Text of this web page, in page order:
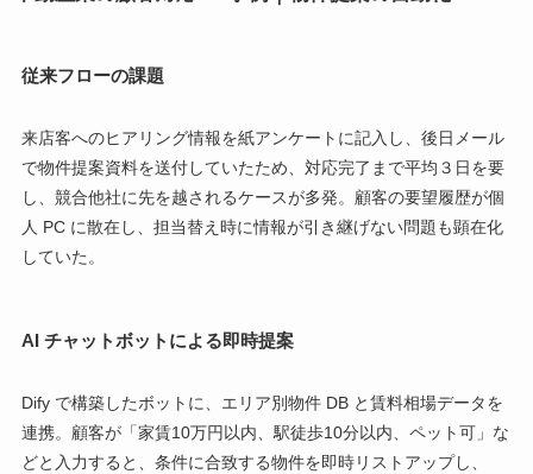
従来フローの課題
来店客へのヒアリング情報を紙アンケートに記入し、後日メール
で物件提案資料を送付していたため、対応完了まで平均３日を要
し、競合他社に先を越されるケースが多発。顧客の要望履歴が個
人 PC に散在し、担当替え時に情報が引き継げない問題も顕在化
していた。
AI チャットボットによる即時提案
Dify で構築したボットに、エリア別物件 DB と賃料相場データを
連携。顧客が「家賃10万円以内、駅徒歩10分以内、ペット可」な
どと入力すると、条件に合致する物件を即時リストアップし、